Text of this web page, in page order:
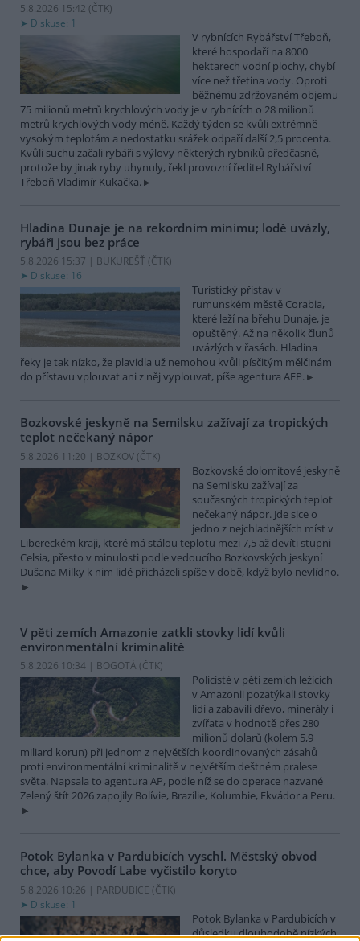
5.8.2026 15:42 (ČTK)
Diskuse: 1
V rybnících Rybářství Třeboň,
které hospodaří na 8000
hektarech vodní plochy, chybí
více než třetina vody. Oproti
běžnému zdržovaném objemu
75 milionů metrů krychlových vody je v rybnících o 28 milionů
metrů krychlových vody méně. Každý týden se kvůli extrémně
vysokým teplotám a nedostatku srážek odpaří další 2,5 procenta.
Kvůli suchu začali rybáři s výlovy některých rybníků předčasně,
protože by jinak ryby uhynuly, řekl provozní ředitel Rybářství
Třeboň Vladimír Kukačka.
Hladina Dunaje je na rekordním minimu; lodě uvázly,
rybáři jsou bez práce
5.8.2026 15:37 | BUKUREŠŤ (ČTK)
Diskuse: 16
Turistický přístav v
rumunském městě Corabia,
které leží na břehu Dunaje, je
opuštěný. Až na několik člunů
uvázlých v řasách. Hladina
řeky je tak nízko, že plavidla už nemohou kvůli písčitým mělčinám
do přístavu vplouvat ani z něj vyplouvat, píše agentura AFP.
Bozkovské jeskyně na Semilsku zažívají za tropických
teplot nečekaný nápor
5.8.2026 11:20 | BOZKOV (ČTK)
Bozkovské dolomitové jeskyně
na Semilsku zažívají za
současných tropických teplot
nečekaný nápor. Jde sice o
jedno z nejchladnějších míst v
Libereckém kraji, které má stálou teplotu mezi 7,5 až devíti stupni
Celsia, přesto v minulosti podle vedoucího Bozkovských jeskyní
Dušana Milky k nim lidé přicházeli spíše v době, když bylo nevlídno.
V pěti zemích Amazonie zatkli stovky lidí kvůli
environmentální kriminalitě
5.8.2026 10:34 | BOGOTÁ (ČTK)
Policisté v pěti zemích ležících
v Amazonii pozatýkali stovky
lidí a zabavili dřevo, minerály i
zvířata v hodnotě přes 280
milionů dolarů (kolem 5,9
miliard korun) při jednom z největších koordinovaných zásahů
proti environmentální kriminalitě v největším deštném pralese
světa. Napsala to agentura AP, podle níž se do operace nazvané
Zelený štít 2026 zapojily Bolívie, Brazílie, Kolumbie, Ekvádor a Peru.
Potok Bylanka v Pardubicích vyschl. Městský obvod
chce, aby Povodí Labe vyčistilo koryto
5.8.2026 10:26 | PARDUBICE (ČTK)
Diskuse: 1
Potok Bylanka v Pardubicích v
důsledku dlouhodobě nízkých